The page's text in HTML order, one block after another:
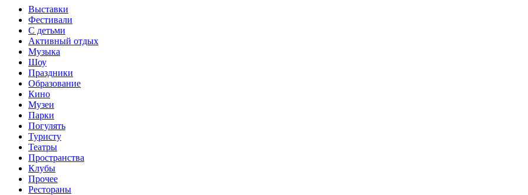
Выставки
Фестивали
С детьми
Активный отдых
Музыка
Шоу
Праздники
Образование
Кино
Музеи
Парки
Погулять
Туристу
Театры
Пространства
Клубы
Прочее
Рестораны